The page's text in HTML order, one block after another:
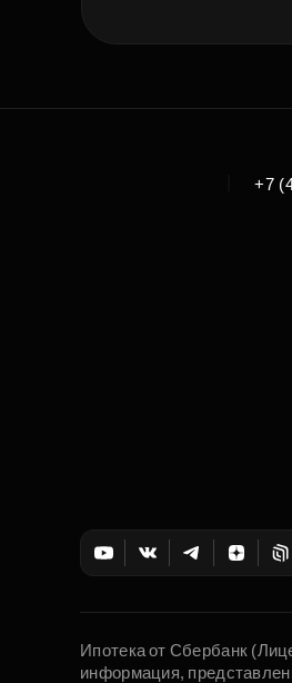
+7
Ипотека от Сбербанк
информация,